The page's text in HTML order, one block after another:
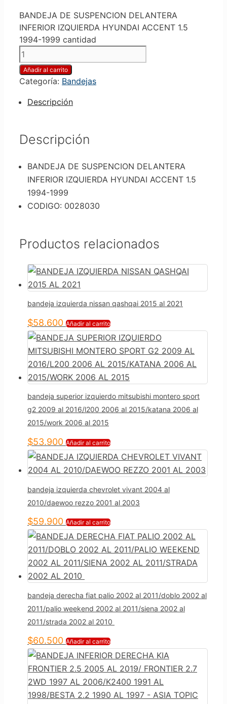
BANDEJA DE SUSPENCION DELANTERA
INFERIOR IZQUIERDA HYUNDAI ACCENT 1.5
1994-1999 cantidad
Añadir al carrito
Categoría: Bandejas
Descripción
Descripción
BANDEJA DE SUSPENCION DELANTERA
INFERIOR IZQUIERDA HYUNDAI ACCENT 1.5
1994-1999
CODIGO: 0028030
Productos relacionados
bandeja izquierda nissan qashqai 2015 al 2021
$58.600 Añadir al carrito
bandeja superior izquierdo mitsubishi montero sport
g2 2009 al 2016/l200 2006 al 2015/katana 2006 al
2015/work 2006 al 2015
$53.900 Añadir al carrito
bandeja izquierda chevrolet vivant 2004 al
2010/daewoo rezzo 2001 al 2003
$59.900 Añadir al carrito
bandeja derecha fiat palio 2002 al 2011/doblo 2002 al
2011/palio weekend 2002 al 2011/siena 2002 al
2011/strada 2002 al 2010
$60.500 Añadir al carrito